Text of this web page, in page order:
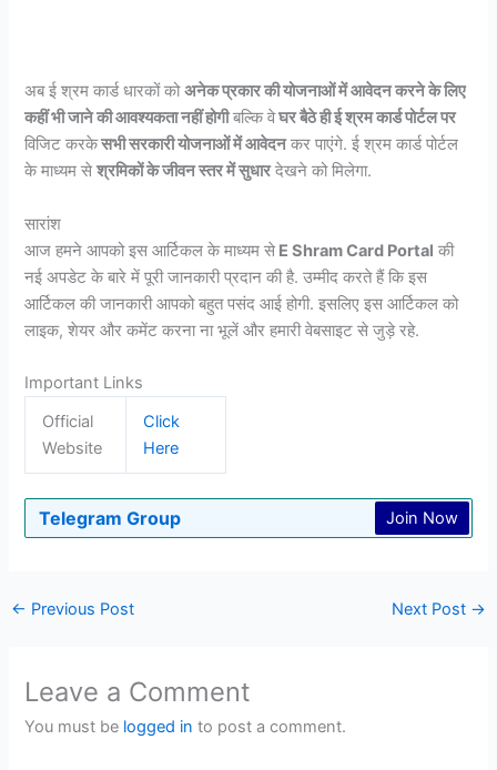
अब ई श्रम कार्ड धारकों कोअनेक प्रकार की योजनाओं में आवेदन करने के लिए
कहीं भी जाने की आवश्यकता नहीं होगीबल्कि वेघर बैठे ही ई श्रम कार्ड पोर्टल पर
विजिट करकेसभी सरकारी योजनाओं में आवेदनकर पाएंगे. ई श्रम कार्ड पोर्टल
के माध्यम सेश्रमिकों के जीवन स्तर में सुधारदेखने को मिलेगा.
सारांश
आज हमने आपको इस आर्टिकल के माध्यम से E Shram Card Portal की
नई अपडेट के बारे में पूरी जानकारी प्रदान की है. उम्मीद करते हैं कि इस
आर्टिकल की जानकारी आपको बहुत पसंद आई होगी. इसलिए इस आर्टिकल को
लाइक, शेयर और कमेंट करना ना भूलें और हमारी वेबसाइट से जुड़े रहे.
Important Links
Official
Website
Click
Here
Telegram Group Join Now
← Previous Post Next Post →
Leave a Comment
You must be logged in to post a comment.